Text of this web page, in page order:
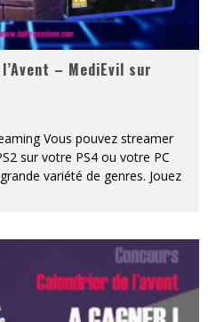
« Damn Them All » - Un duo de Choc !
Yoshi and the mysterious book
– MediEvil sur
Vous pouvez streamer
sur votre PS4 ou votre PC
variété de genres. Jouez